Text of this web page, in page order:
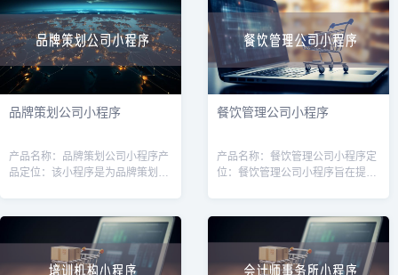
快
程序，用户可
品牌策划公司小程序
产品名称：品牌策划公司小程序产
品定位：该小程序是为品牌策划公
务，并与客户保持有效的沟通和合
餐饮管理公司小程序
产品名称：餐饮管理公司小程序定
位：餐饮管理公司小程序旨在提供
铺。通过该小程序，管理公司可以